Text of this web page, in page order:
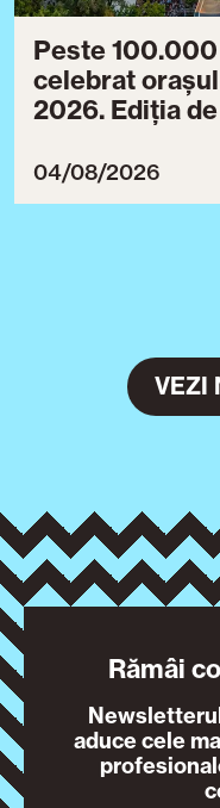
Peste
celebrat
2026. Ediția
04/08/2026
VEZI
Rămâi
aduce cele